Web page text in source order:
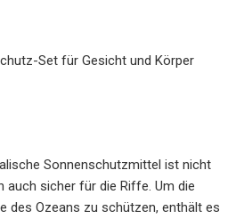
Set für Gesicht und Körper
Sonnenschutzmittel ist nicht
auch sicher für die Riffe. Um die
des Ozeans zu schützen, enthält es